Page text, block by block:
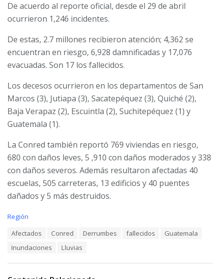
De acuerdo al reporte oficial, desde el 29 de abril
ocurrieron 1,246 incidentes.
De estas, 2.7 millones recibieron atención; 4,362 se
encuentran en riesgo, 6,928 damnificadas y 17,076
evacuadas. Son 17 los fallecidos.
Los decesos ocurrieron en los departamentos de San
Marcos (3), Jutiapa (3), Sacatepéquez (3), Quiché (2),
Baja Verapaz (2), Escuintla (2), Suchitepéquez (1) y
Guatemala (1).
La Conred también reportó 769 viviendas en riesgo,
680 con daños leves, 5 ,910 con daños moderados y 338
con daños severos. Además resultaron afectadas 40
escuelas, 505 carreteras, 13 edificios y 40 puentes
dañados y 5 más destruidos.
C
Región
Afectados Conred Derrumbes fallecidos
Guatemala
Inundaciones
Lluvias